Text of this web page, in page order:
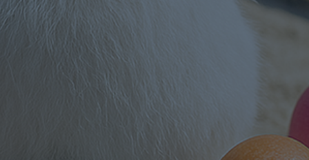
Portal de Membros
Ofertas exclusivas para membros cadastrados.
Entrar no Portal